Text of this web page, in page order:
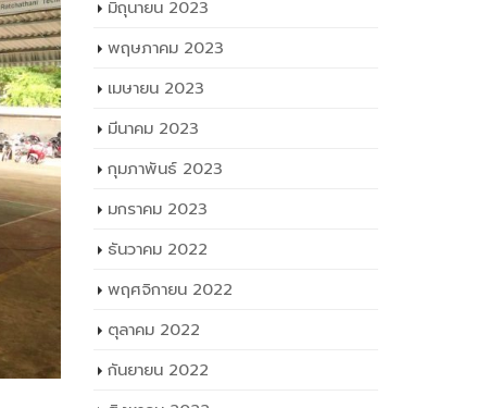
มิถุนายน 2023
พฤษภาคม 2023
เมษายน 2023
มีนาคม 2023
กุมภาพันธ์ 2023
มกราคม 2023
ธันวาคม 2022
พฤศจิกายน 2022
ตุลาคม 2022
กันยายน 2022